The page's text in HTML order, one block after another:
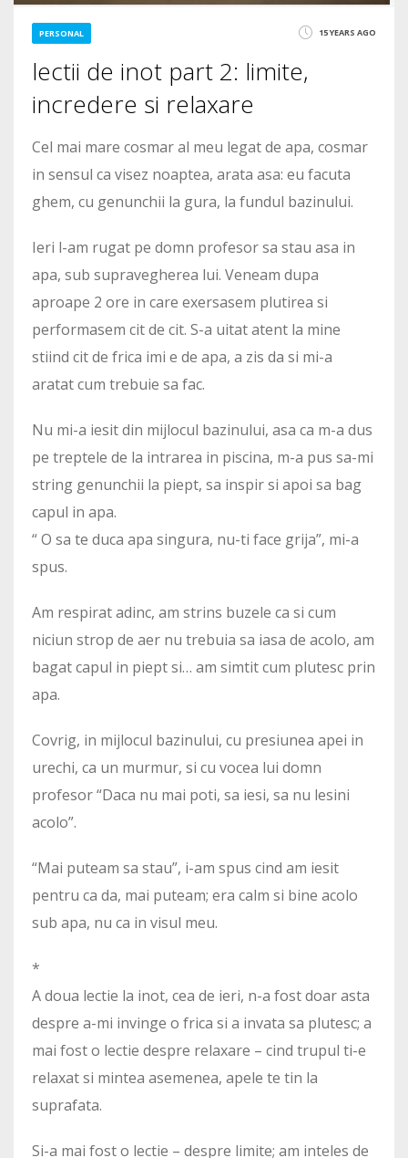
PERSONAL 15 YEARS AGO
lectii de inot part 2: limite,
incredere si relaxare
Cel mai mare cosmar al meu legat de apa, cosmar
in sensul ca visez noaptea, arata asa: eu facuta
ghem, cu genunchii la gura, la fundul bazinului.
Ieri l-am rugat pe domn profesor sa stau asa in
apa, sub supravegherea lui. Veneam dupa
aproape 2 ore in care exersasem plutirea si
performasem cit de cit. S-a uitat atent la mine
stiind cit de frica imi e de apa, a zis da si mi-a
aratat cum trebuie sa fac.
Nu mi-a iesit din mijlocul bazinului, asa ca m-a dus
pe treptele de la intrarea in piscina, m-a pus sa-mi
string genunchii la piept, sa inspir si apoi sa bag
capul in apa.
“ O sa te duca apa singura, nu-ti face grija”, mi-a
spus.
Am respirat adinc, am strins buzele ca si cum
niciun strop de aer nu trebuia sa iasa de acolo, am
bagat capul in piept si… am simtit cum plutesc prin
apa.
Covrig, in mijlocul bazinului, cu presiunea apei in
urechi, ca un murmur, si cu vocea lui domn
profesor “Daca nu mai poti, sa iesi, sa nu lesini
acolo”.
“Mai puteam sa stau”, i-am spus cind am iesit
pentru ca da, mai puteam; era calm si bine acolo
sub apa, nu ca in visul meu.
*
A doua lectie la inot, cea de ieri, n-a fost doar asta
despre a-mi invinge o frica si a invata sa plutesc; a
mai fost o lectie despre relaxare – cind trupul ti-e
relaxat si mintea asemenea, apele te tin la
suprafata.
Si-a mai fost o lectie – despre limite; am inteles de